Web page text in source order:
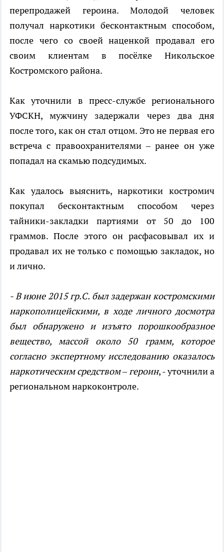
перепродажей героина. Молодой человек
получал наркотики бесконтактным способом,
после чего со своей наценкой продавал его
своим клиентам в посёлке Никольское
Костромского района.
Как уточнили в пресс-службе регионального
УФСКН, мужчину задержали через два дня
после того, как он стал отцом. Это не первая его
встреча с правоохранителями – ранее он уже
попадал на скамью подсудимых.
Как удалось выяснить, наркотики костромич
покупал бесконтактным способом через
тайники-закладки партиями от 50 до 100
граммов. После этого он расфасовывал их и
продавал их не только с помощью закладок, но
и лично.
- В июне 2015 гр.С. был задержан костромскими
наркополицейскими, в ходе личного досмотра
был обнаружено и изъято порошкообразное
вещество, массой около 50 грамм, которое
согласно экспертному исследованию оказалось
наркотическим средством – героин, - уточнили а
региональном наркоконтроле.